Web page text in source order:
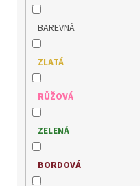
MEDILINE
MUSTANG
PICCADILLY
QUO VADIS
REMONTE
BAREVNÁ
ZLATÁ
RŮŽOVÁ
ZELENÁ
BORDOVÁ